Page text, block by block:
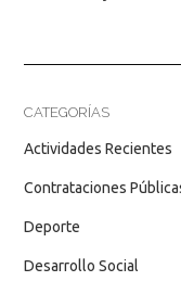
CATEGORÍAS
Actividades Recientes
Contrataciones
Deporte
Desarrollo Social